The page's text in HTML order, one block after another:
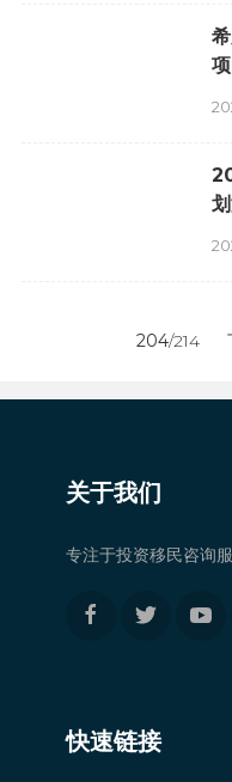
204/214
关于我们
专注于投资移民咨询服
快速链接